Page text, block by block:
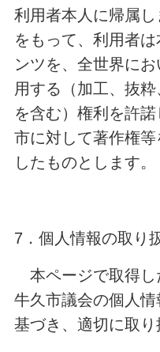
利用者本人に帰属
をもって、利用者
ンツを、全世界に
用する（加工、抜
を含む）権利を許
市に対して著作権
したものとします。
7．個人情報の取り
本ページで取得し
牛久市議会の個人
基づき、適切に取り